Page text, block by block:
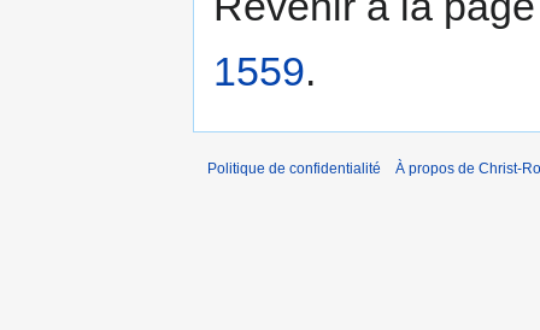
1559.
Politique de confidentialité À propos de Christ-